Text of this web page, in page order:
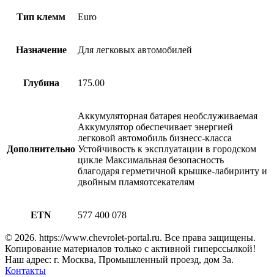
Тип клемм Euro
Назначение Для легковых автомобилей
Глубина 175.00
Дополнительно
Аккумуляторная батарея необслуживаемая
Аккумулятор обеспечивает энергией
легковой автомобиль бизнесс-класса
Устойчивость к эксплуатации в городском
цикле Максимальная безопасность
благодаря герметичной крышке-лабиринту и
двойным пламяотсекателям
ETN 577 400 078
© 2026. https://www.chevrolet-portal.ru. Все права защищены.
Копирование материалов только с активной гиперссылкой!
Наш адрес: г. Москва, Промышленный проезд, дом 3а.
Контакты